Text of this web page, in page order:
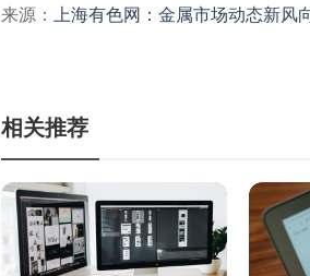
来源： 上海有色网：金属市场动态新风
相关推荐